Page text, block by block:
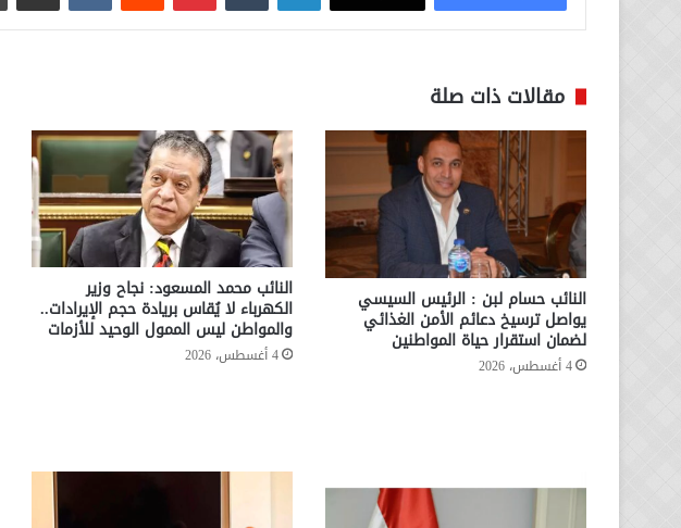
مقالات ذات صلة
النائب حسام لبن : الرئيس السيسي
يواصل ترسيخ دعائم الأمن الغذائي
لضمان استقرار حياة المواطنين
4 أغسطس، 2026
النائب محمد المسعود: نجاح وزير
الكهرباء لا يُقاس بريادة حجم الإيرادات..
والمواطن ليس الممول الوحيد للأزمات
4 أغسطس، 2026